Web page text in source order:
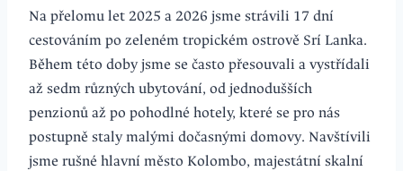
Na přelomu let 2025 a 2026 jsme strávili 17 dní
cestováním po zeleném tropickém ostrově Srí Lanka.
Během této doby jsme se často přesouvali a vystřídali
až sedm různých ubytování, od jednodušších
penzionů až po pohodlné hotely, které se pro nás
postupně staly malými dočasnými domovy. Navštívili
jsme rušné hlavní město Kolombo, majestátní skalní